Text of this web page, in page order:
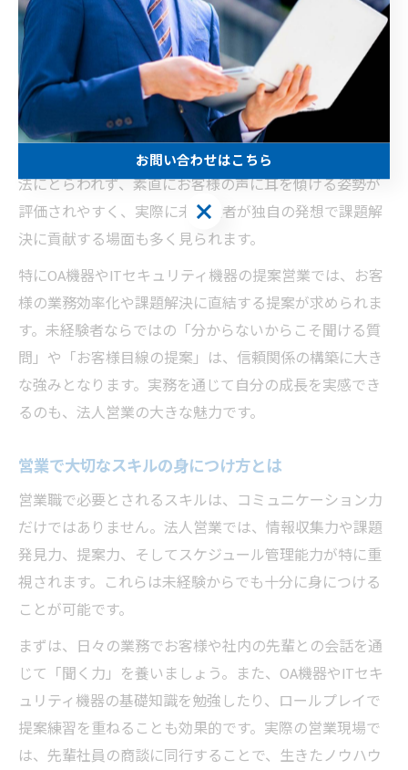
つ経験を重ねていくことが、長く営業で活躍するための
コツです。
営業未経験者が法人営業で得られる強み
未経験から法人営業に挑戦することで得られる強みは、
「新しい視点」と「柔軟な思考力」です。既存の営業手
法にとらわれず、素直にお客様の声に耳を傾ける姿勢が
評価されやすく、実際に未経験者が独自の発想で課題解
決に貢献する場面も多く見られます。
特にOA機器やITセキュリティ機器の提案営業では、お客
様の業務効率化や課題解決に直結する提案が求められま
す。未経験者ならではの「分からないからこそ聞ける質
問」や「お客様目線の提案」は、信頼関係の構築に大き
な強みとなります。実務を通じて自分の成長を実感でき
るのも、法人営業の大きな魅力です。
営業で大切なスキルの身につけ方とは
営業職で必要とされるスキルは、コミュニケーション力
だけではありません。法人営業では、情報収集力や課題
発見力、提案力、そしてスケジュール管理能力が特に重
視されます。これらは未経験からでも十分に身につける
ことが可能です。
まずは、日々の業務でお客様や社内の先輩との会話を通
じて「聞く力」を養いましょう。また、OA機器やITセキ
ュリティ機器の基礎知識を勉強したり、ロールプレイで
提案練習を重ねることも効果的です。実際の営業現場で
は、先輩社員の商談に同行することで、生きたノウハウ
お問い合わせはこちら
お問い合わせはこちら